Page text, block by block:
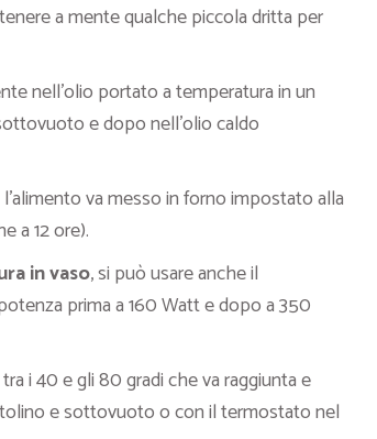
a mente qualche piccola dritta per
nell’olio portato a temperatura in un
e dopo nell’olio caldo
l’alimento va messo in forno impostato alla
a 12 ore).
in vaso, si può usare anche il
prima a 160 Watt e dopo a 350
i 40 e gli 80 gradi che va raggiunta e
e sottovuoto o con il termostato nel